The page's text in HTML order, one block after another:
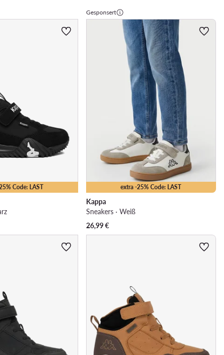
Code: LAST
Gesponsert
extra -25% Code: LAST
Kappa
Sneakers · Weiß
26,99€